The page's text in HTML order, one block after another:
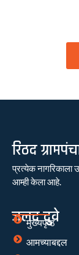
रिठद
प्रत्येक नागरिकाला
आम्ही केला आहे.
जलद दुवे
मुख्यपृष्ठ
आमच्याबद्दल